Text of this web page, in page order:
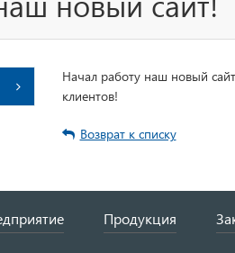
Начал работу наш новый
клиентов!
Возврат к списку
Продукция